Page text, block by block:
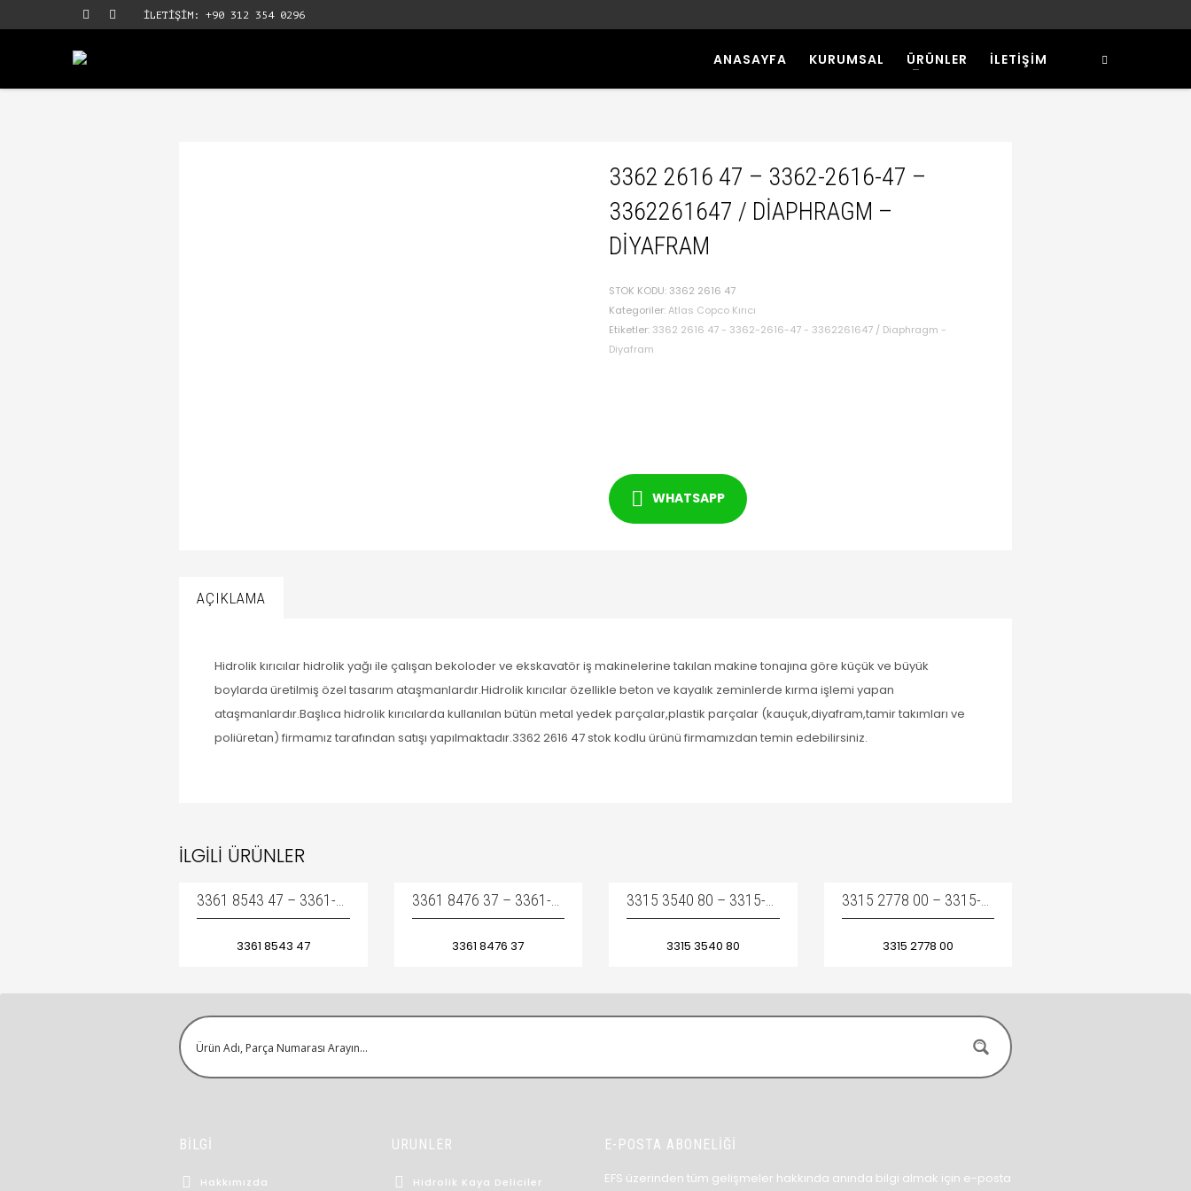
İLETİŞİM: +90 312 354 0296
ANASAYFA KURUMSAL ÜRÜNLER İLETİŞİM
3362 2616 47 – 3362-2616-47 –
3362261647 / DIAPHRAGM –
DIYAFRAM
STOK KODU: 3362 2616 47
Kategoriler:Atlas Copco Kırıcı
Etiketler: 3362 2616 47 - 3362-2616-47 - 3362261647 / Diaphragm -
Diyafram
WHATSAPP
AÇIKLAMA
Hidrolik kırıcılar hidrolik yağı ile çalışan bekoloder ve ekskavatör iş makinelerine takılan makine tonajına göre küçük ve büyük
boylarda üretilmiş özel tasarım ataşmanlardır.Hidrolik kırıcılar özellikle beton ve kayalık zeminlerde kırma işlemi yapan
ataşmanlardır.Başlıca hidrolik kırıcılarda kullanılan bütün metal yedek parçalar,plastik parçalar (kauçuk,diyafram,tamir takımları ve
poliüretan) firmamız tarafından satışı yapılmaktadır.3362 2616 47 stok kodlu ürünü firmamızdan temin edebilirsiniz.
İLGILI ÜRÜNLER
3361 8543 47 3361 8476 37 3315 3540 80 3315 2778 00
BİLGİ
Hakkımızda
ÜRÜNLER
Hidrolik Kaya Deliciler
E-POSTA ABONELİĞİ
EFS üzerinden tüm gelişmeler hakkında anında bilgi almak için e-posta